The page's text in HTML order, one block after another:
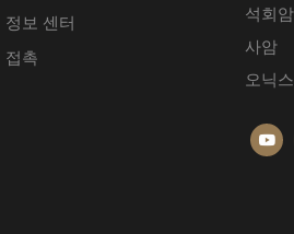
정보 센터
접촉
석회암
사암
오닉